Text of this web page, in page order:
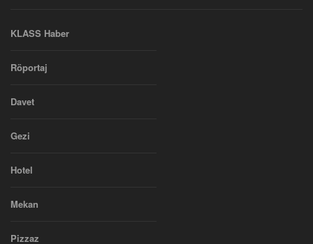
KLASS Haber
Röportaj
Davet
Gezi
Hotel
Mekan
Pizzaz